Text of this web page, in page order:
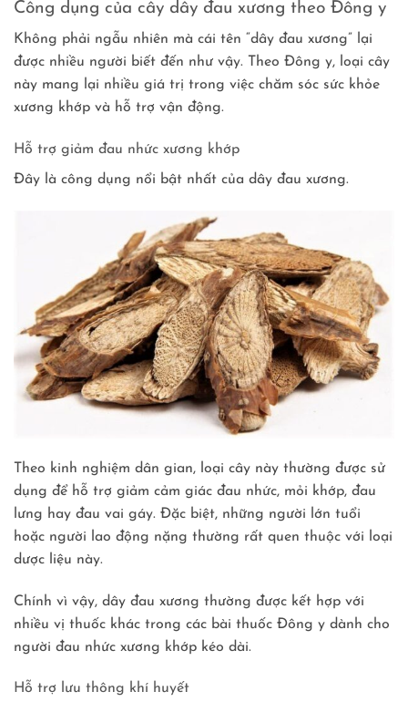
Công dụng của cây dây đau xương theo Đông y
Không phải ngẫu nhiên mà cái tên “dây đau xương” lại
được nhiều người biết đến như vậy. Theo Đông y, loại cây
này mang lại nhiều giá trị trong việc chăm sóc sức khỏe
xương khớp và hỗ trợ vận động.
Hỗ trợ giảm đau nhức xương khớp
Đây là công dụng nổi bật nhất của dây đau xương.
Theo kinh nghiệm dân gian, loại cây này thường được sử
dụng để hỗ trợ giảm cảm giác đau nhức, mỏi khớp, đau
lưng hay đau vai gáy. Đặc biệt, những người lớn tuổi
hoặc người lao động nặng thường rất quen thuộc với loại
dược liệu này.
Chính vì vậy, dây đau xương thường được kết hợp với
nhiều vị thuốc khác trong các bài thuốc Đông y dành cho
người đau nhức xương khớp kéo dài.
Hỗ trợ lưu thông khí huyết